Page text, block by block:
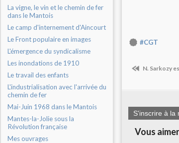
La vigne, le vin et le chemin de fer
dans le Mantois
Le camp d'internement d'Aincourt
Le Front populaire en images
L'émergence du syndicalisme
Les inondations de 1910
Le travail des enfants
L'industrialisation avec l'arrivée du
chemin de fer
Mai-Juin 1968 dans le Mantois
Mantes-la-Jolie sous la
Révolution française
Mes ouvrages
#CGT
N. Sarkozy
S'inscrire à la
Vous